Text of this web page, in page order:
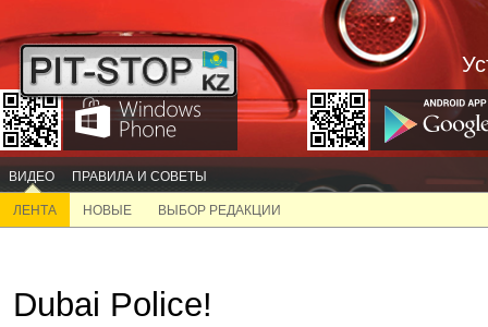
ВИДЕО ПРАВИЛА И СОВЕТЫ
ЛЕНТА НОВЫЕ ВЫБОР РЕДАКЦИИ
Dubai Police!